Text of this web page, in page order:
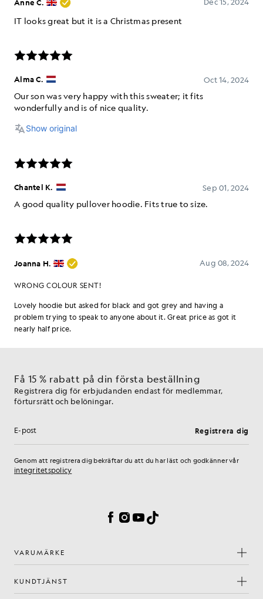
Få 15 % rabatt på din första beställning
Registrera dig för erbjudanden endast för medlemmar,
förtursrätt och belöningar.
E-postadress Registrera dig
Genom att registrera dig bekräftar du att du har läst och godkänner vår
integritetspolicy
Facebook
Instagram
YouTube
TikTok
VARUMÄRKE
KUNDTJÄNST